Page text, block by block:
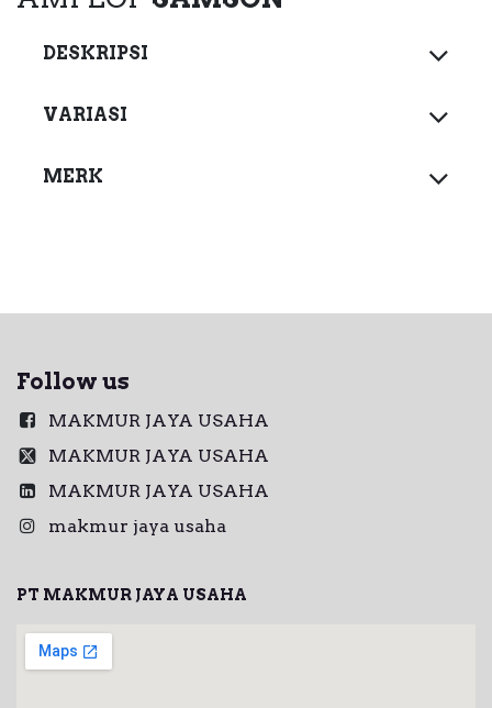
DESKRIPSI
VARIASI
MERK
Follow us
MAKMUR JAYA USAHA
MAKMUR JAYA USAHA
MAKMUR JAYA USAHA
makmur jaya usaha
PT MAKMUR JAYA USAHA